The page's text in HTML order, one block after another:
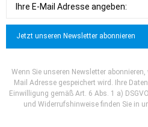
Jetzt unseren Newsletter abonnieren
Wenn Sie unseren Newsletter
Mail Adresse gespeichert wird. Ihre
Einwilligung gemäß Art. 6 Abs. 1 a)
und Widerrufshinweise finden Sie in